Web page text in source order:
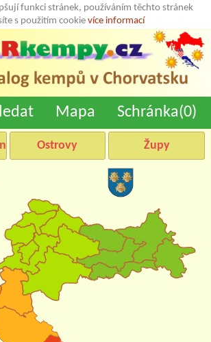
funkci stránek, používáním těchto stránek
s použitím cookie více informací
Mapa Schránka(0)
Ostrovy Župy